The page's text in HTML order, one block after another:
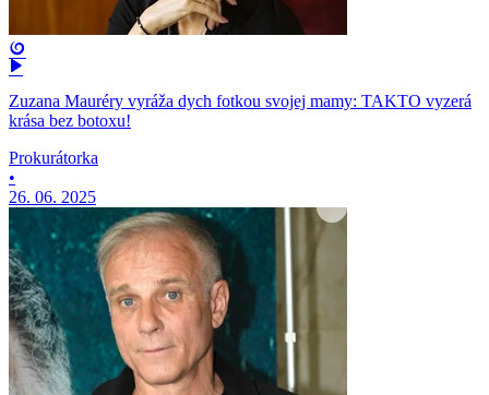
Zuzana Mauréry vyráža dych fotkou svojej mamy: TAKTO vyzerá
krása bez botoxu!
Prokurátorka
•
26. 06. 2025